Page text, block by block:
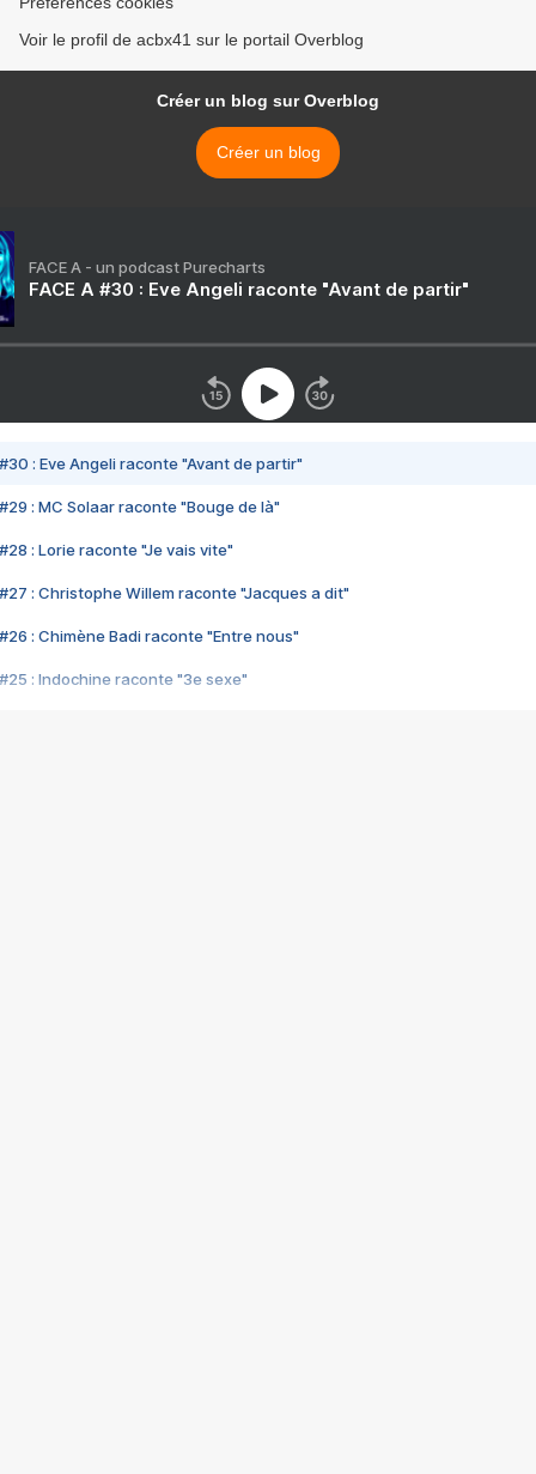
Voir le profil de acbx41 sur le portail Overblog
Créer un blog sur Overblog
Créer un blog
FACE A - un podcast Purecharts
FACE A #30 : Eve Angeli raconte "Avant de partir"
#30 : Eve Angeli raconte "Avant de partir"
#29 : MC Solaar raconte "Bouge de là"
#28 : Lorie raconte "Je vais vite"
#27 : Christophe Willem raconte "Jacques a dit"
#26 : Chimène Badi raconte "Entre nous"
#25 : Indochine raconte "3e sexe"